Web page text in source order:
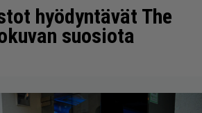
hyödyntävät The
suosiota